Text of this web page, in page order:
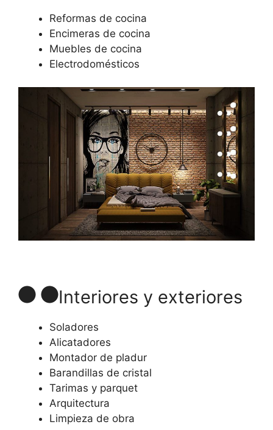
Reformas de cocina
Encimeras de cocina
Muebles de cocina
Electrodomésticos
Interiores y exteriores
Soladores
Alicatadores
Montador de pladur
Barandillas de cristal
Tarimas y parquet
Arquitectura
Limpieza de obra